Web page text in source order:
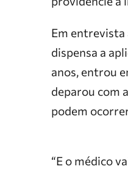
Em entrevista
dispensa a
anos, entrou
deparou com
podem
“E o médico